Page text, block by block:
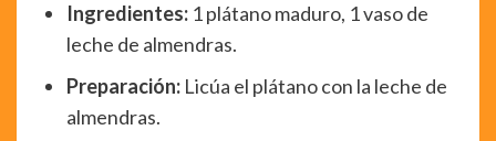
Ingredientes: 1 plátano maduro, 1 vaso de
leche de almendras.
Preparación: Licúa el plátano con la leche de
almendras.